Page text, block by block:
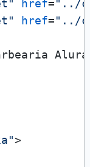
href="../
href="../
Alura
>